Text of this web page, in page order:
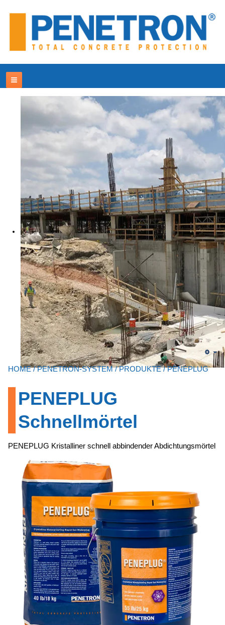
HOME/PENETRON-SYSTEM/PRODUKTE/ PENEPLUG
PENEPLUG
Schnellmörtel
PENEPLUG Kristalliner schnell abbindender Abdichtungsmörtel